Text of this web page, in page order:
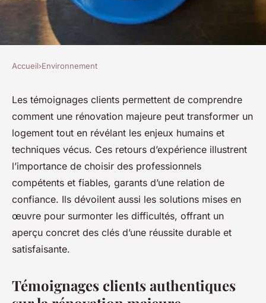
Témoignages clients sur la
réussite d'une rénovation
majeure
Mila•29 septembre 2025•4 min de lecture
Accueil›Environnement
Les témoignages clients permettent de comprendre
comment une rénovation majeure peut transformer un
logement tout en révélant les enjeux humains et
techniques vécus. Ces retours d’expérience illustrent
l’importance de choisir des professionnels
compétents et fiables, garants d’une relation de
confiance. Ils dévoilent aussi les solutions mises en
œuvre pour surmonter les difficultés, offrant un
aperçu concret des clés d’une réussite durable et
satisfaisante.
Témoignages clients authentiques